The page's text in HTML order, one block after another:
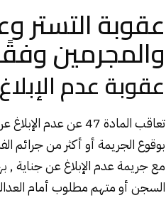
عقوبة التستر
والمجرمين
عقوبة عدم
تعاقب المادة 47 عن عدم الإبلاغ عن
بوقوع الجريمة أو أكثر من جرائم
مع جريمة عدم الإبلاغ عن جناية
السجن أو متهم مطلوب أمام